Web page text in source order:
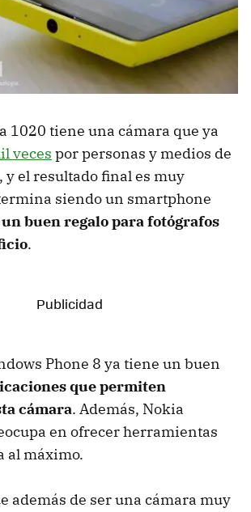
1020 tiene una cámara que ya
veces por personas y medios de
el resultado final es muy
siendo un smartphone
un buen regalo para fotógrafos
.
Phone 8 ya tiene un buen
que permiten
cámara. Además, Nokia
en ofrecer herramientas
al máximo.
además de ser una cámara muy